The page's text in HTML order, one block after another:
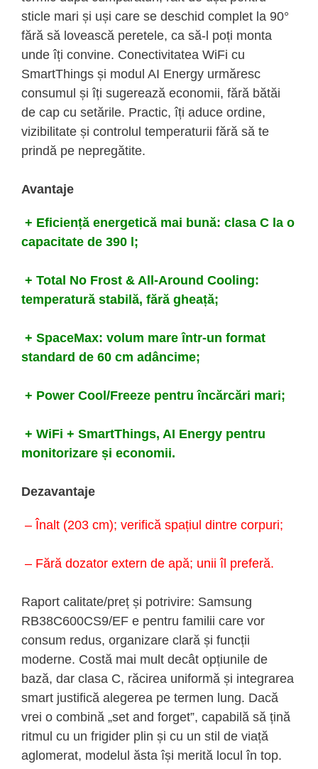
sticle mari și uși care se deschid complet la 90°
fără să lovească peretele, ca să-l poți monta
unde îți convine. Conectivitatea WiFi cu
SmartThings și modul AI Energy urmăresc
consumul și îți sugerează economii, fără bătăi
de cap cu setările. Practic, îți aduce ordine,
vizibilitate și controlul temperaturii fără să te
prindă pe nepregătite.
Avantaje
+ Eficiență energetică mai bună: clasa C la o
capacitate de 390 l;
+ Total No Frost & All-Around Cooling:
temperatură stabilă, fără gheață;
+ SpaceMax: volum mare într-un format
standard de 60 cm adâncime;
+ Power Cool/Freeze pentru încărcări mari;
+ WiFi + SmartThings, AI Energy pentru
monitorizare și economii.
Dezavantaje
– Înalt (203 cm); verifică spațiul dintre corpuri;
– Fără dozator extern de apă; unii îl preferă.
Raport calitate/preț și potrivire: Samsung
RB38C600CS9/EF e pentru familii care vor
consum redus, organizare clară și funcții
moderne. Costă mai mult decât opțiunile de
bază, dar clasa C, răcirea uniformă și integrarea
smart justifică alegerea pe termen lung. Dacă
vrei o combină „set and forget”, capabilă să țină
ritmul cu un frigider plin și cu un stil de viață
aglomerat, modelul ăsta își merită locul în top.